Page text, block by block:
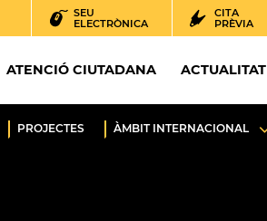
SEU
ELECTRÒNICA
CITA
PRÈVIA
ATENCIÓ CIUTADANA ACTUALITAT
PROJECTES ÀMBIT INTERNACIONAL